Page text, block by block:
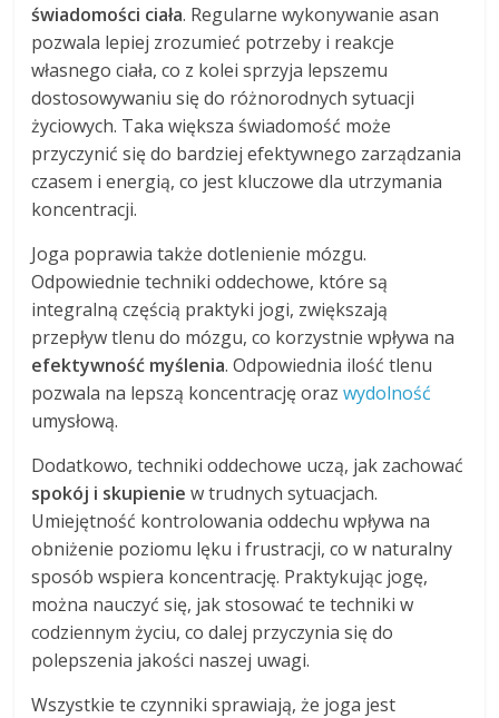
świadomości ciała. Regularne wykonywanie asan
pozwala lepiej zrozumieć potrzeby i reakcje
własnego ciała, co z kolei sprzyja lepszemu
dostosowywaniu się do różnorodnych sytuacji
życiowych. Taka większa świadomość może
przyczynić się do bardziej efektywnego zarządzania
czasem i energią, co jest kluczowe dla utrzymania
koncentracji.
Joga poprawia także dotlenienie mózgu.
Odpowiednie techniki oddechowe, które są
integralną częścią praktyki jogi, zwiększają
przepływ tlenu do mózgu, co korzystnie wpływa na
efektywność myślenia. Odpowiednia ilość tlenu
pozwala na lepszą koncentrację orazwydolność
umysłową.
Dodatkowo, techniki oddechowe uczą, jak zachować
spokój i skupienie w trudnych sytuacjach.
Umiejętność kontrolowania oddechu wpływa na
obniżenie poziomu lęku i frustracji, co w naturalny
sposób wspiera koncentrację. Praktykując jogę,
można nauczyć się, jak stosować te techniki w
codziennym życiu, co dalej przyczynia się do
polepszenia jakości naszej uwagi.
Wszystkie te czynniki sprawiają, że joga jest